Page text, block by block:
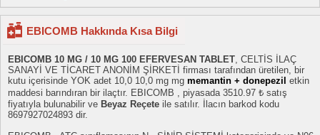
EBICOMB Hakkında Kısa Bilgi
EBICOMB 10 MG / 10 MG 100 EFERVESAN TABLET , CELTİS İLAÇ
SANAYİ VE TİCARET ANONİM ŞİRKETİ firması tarafından üretilen, bir
kutu içerisinde YOK adet 10,0 10,0 mg mg memantin + donepezil etkin
maddesi barındıran bir ilaçtır. EBICOMB , piyasada 3510.97 ₺ satış
fiyatıyla bulunabilir ve Beyaz Reçete ile satılır. İlacın barkod kodu
8697927024893 dir.